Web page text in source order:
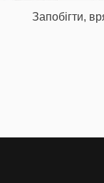
Запобігти,